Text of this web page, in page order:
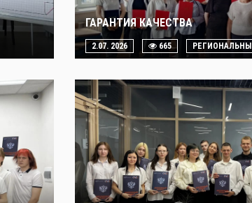
ГАРАНТИЯ КАЧЕСТВА
2.07. 2026 665